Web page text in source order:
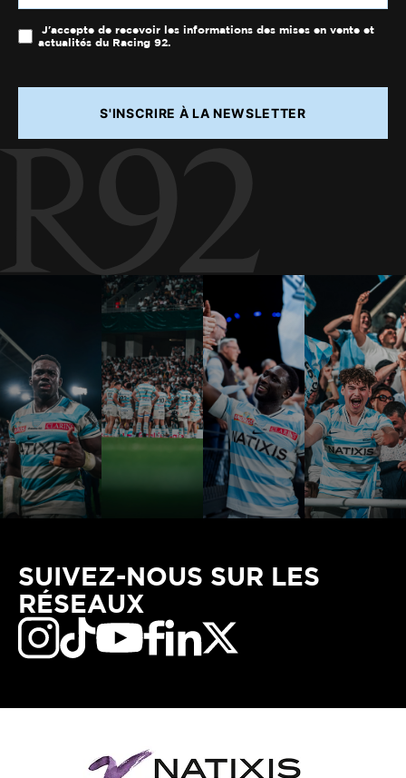
J'accepte de recevoir les informations des mises en vente et
actualités du Racing 92.
S'INSCRIRE À LA NEWSLETTER
SUIVEZ-NOUS SUR LES
RÉSEAUX